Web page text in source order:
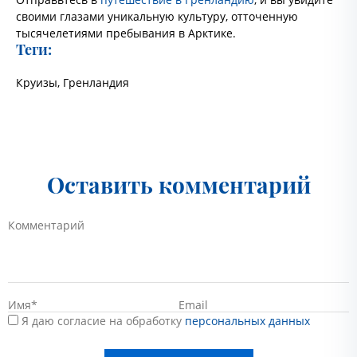
своими глазами уникальную культуру, отточенную
тысячелетиями пребывания в Арктике.
Теги:
Круизы, Гренландия
Оставить комментарий
Я даю согласие на обработку персональных данных